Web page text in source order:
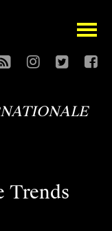
open
Trends